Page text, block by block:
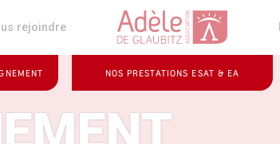
rejoindre
NOS PRESTATIONS ESAT & EA